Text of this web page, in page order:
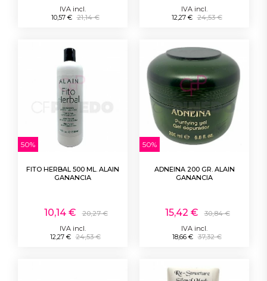
IVA incl.
10,57 € 21,14 €
IVA incl.
12,27 € 24,53 €
50%
FITO HERBAL 500 ML. ALAIN
GANANCIA
10,14 €
20,27 €
IVA incl.
12,27 € 24,53 €
50%
ADNEINA 200 GR. ALAIN
GANANCIA
15,42 €
30,84 €
IVA incl.
18,66 € 37,32 €